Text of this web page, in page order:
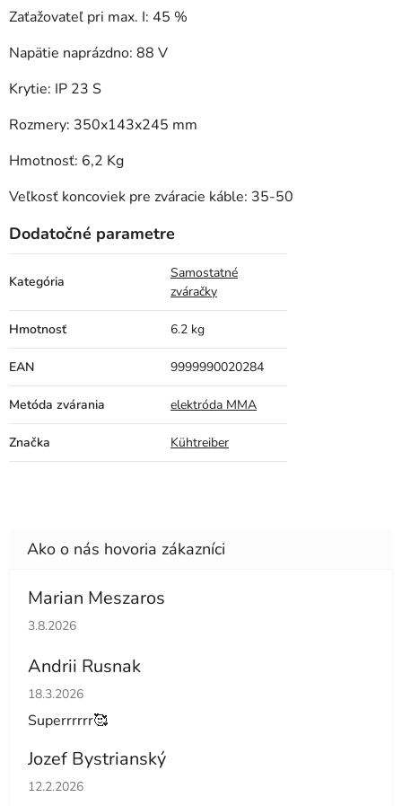
Zaťažovateľ pri max. I: 45 %
Napätie naprázdno: 88 V
Krytie: IP 23 S
Rozmery: 350x143x245 mm
Hmotnosť: 6,2 Kg
Veľkosť koncoviek pre zváracie káble: 35-50
Dodatočné parametre
Kategória
Samostatné
zváračky
Hmotnosť 6.2 kg
EAN 9999990020284
Metóda zvárania elektróda MMA
Značka Kühtreiber
Marian Meszaros
Hodnotenie obchodu je 5 z 5 hviezdičiek.
3.8.2026
Andrii Rusnak
Hodnotenie obchodu je 5 z 5 hviezdičiek.
18.3.2026
Superrrrrr🥰
Jozef Bystrianský
Hodnotenie obchodu je 5 z 5 hviezdičiek.
12.2.2026